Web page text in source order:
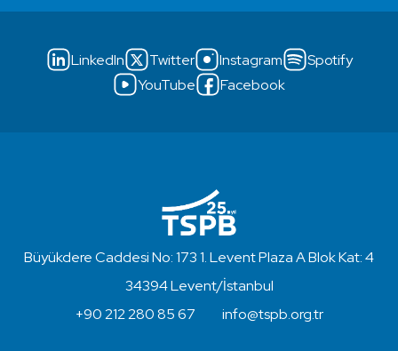
LinkedIn Twitter Instagram
Spotify
YouTube
Facebook
Büyükdere Caddesi No: 173 1. Levent Plaza A Blok Kat: 4
34394 Levent/İstanbul
+90 212 280 85 67
info@tspb.org.tr